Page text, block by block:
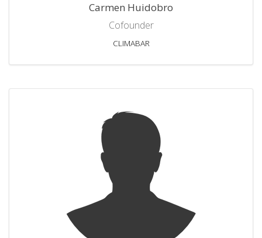
Carmen Huidobro
Cofounder
CLIMABAR